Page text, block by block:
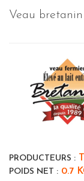
Veau
PRODUCTEURS :
POIDS NET : 0.7